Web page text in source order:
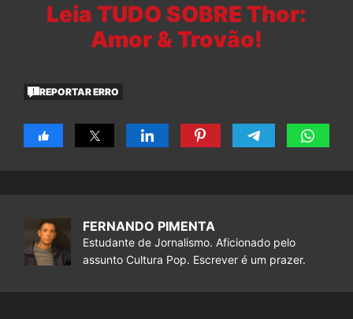
Leia TUDO SOBRE Thor:
Amor & Trovão!
REPORTAR ERRO
FERNANDO PIMENTA
Estudante de Jornalismo. Aficionado pelo
assunto Cultura Pop. Escrever é um prazer.